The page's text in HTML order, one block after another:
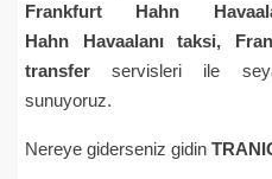
Frankfurt Hahn
Hahn
Havaalanıtaksi,
transferservisleri ile
sunuyoruz.
Nereye giderseniz gidin